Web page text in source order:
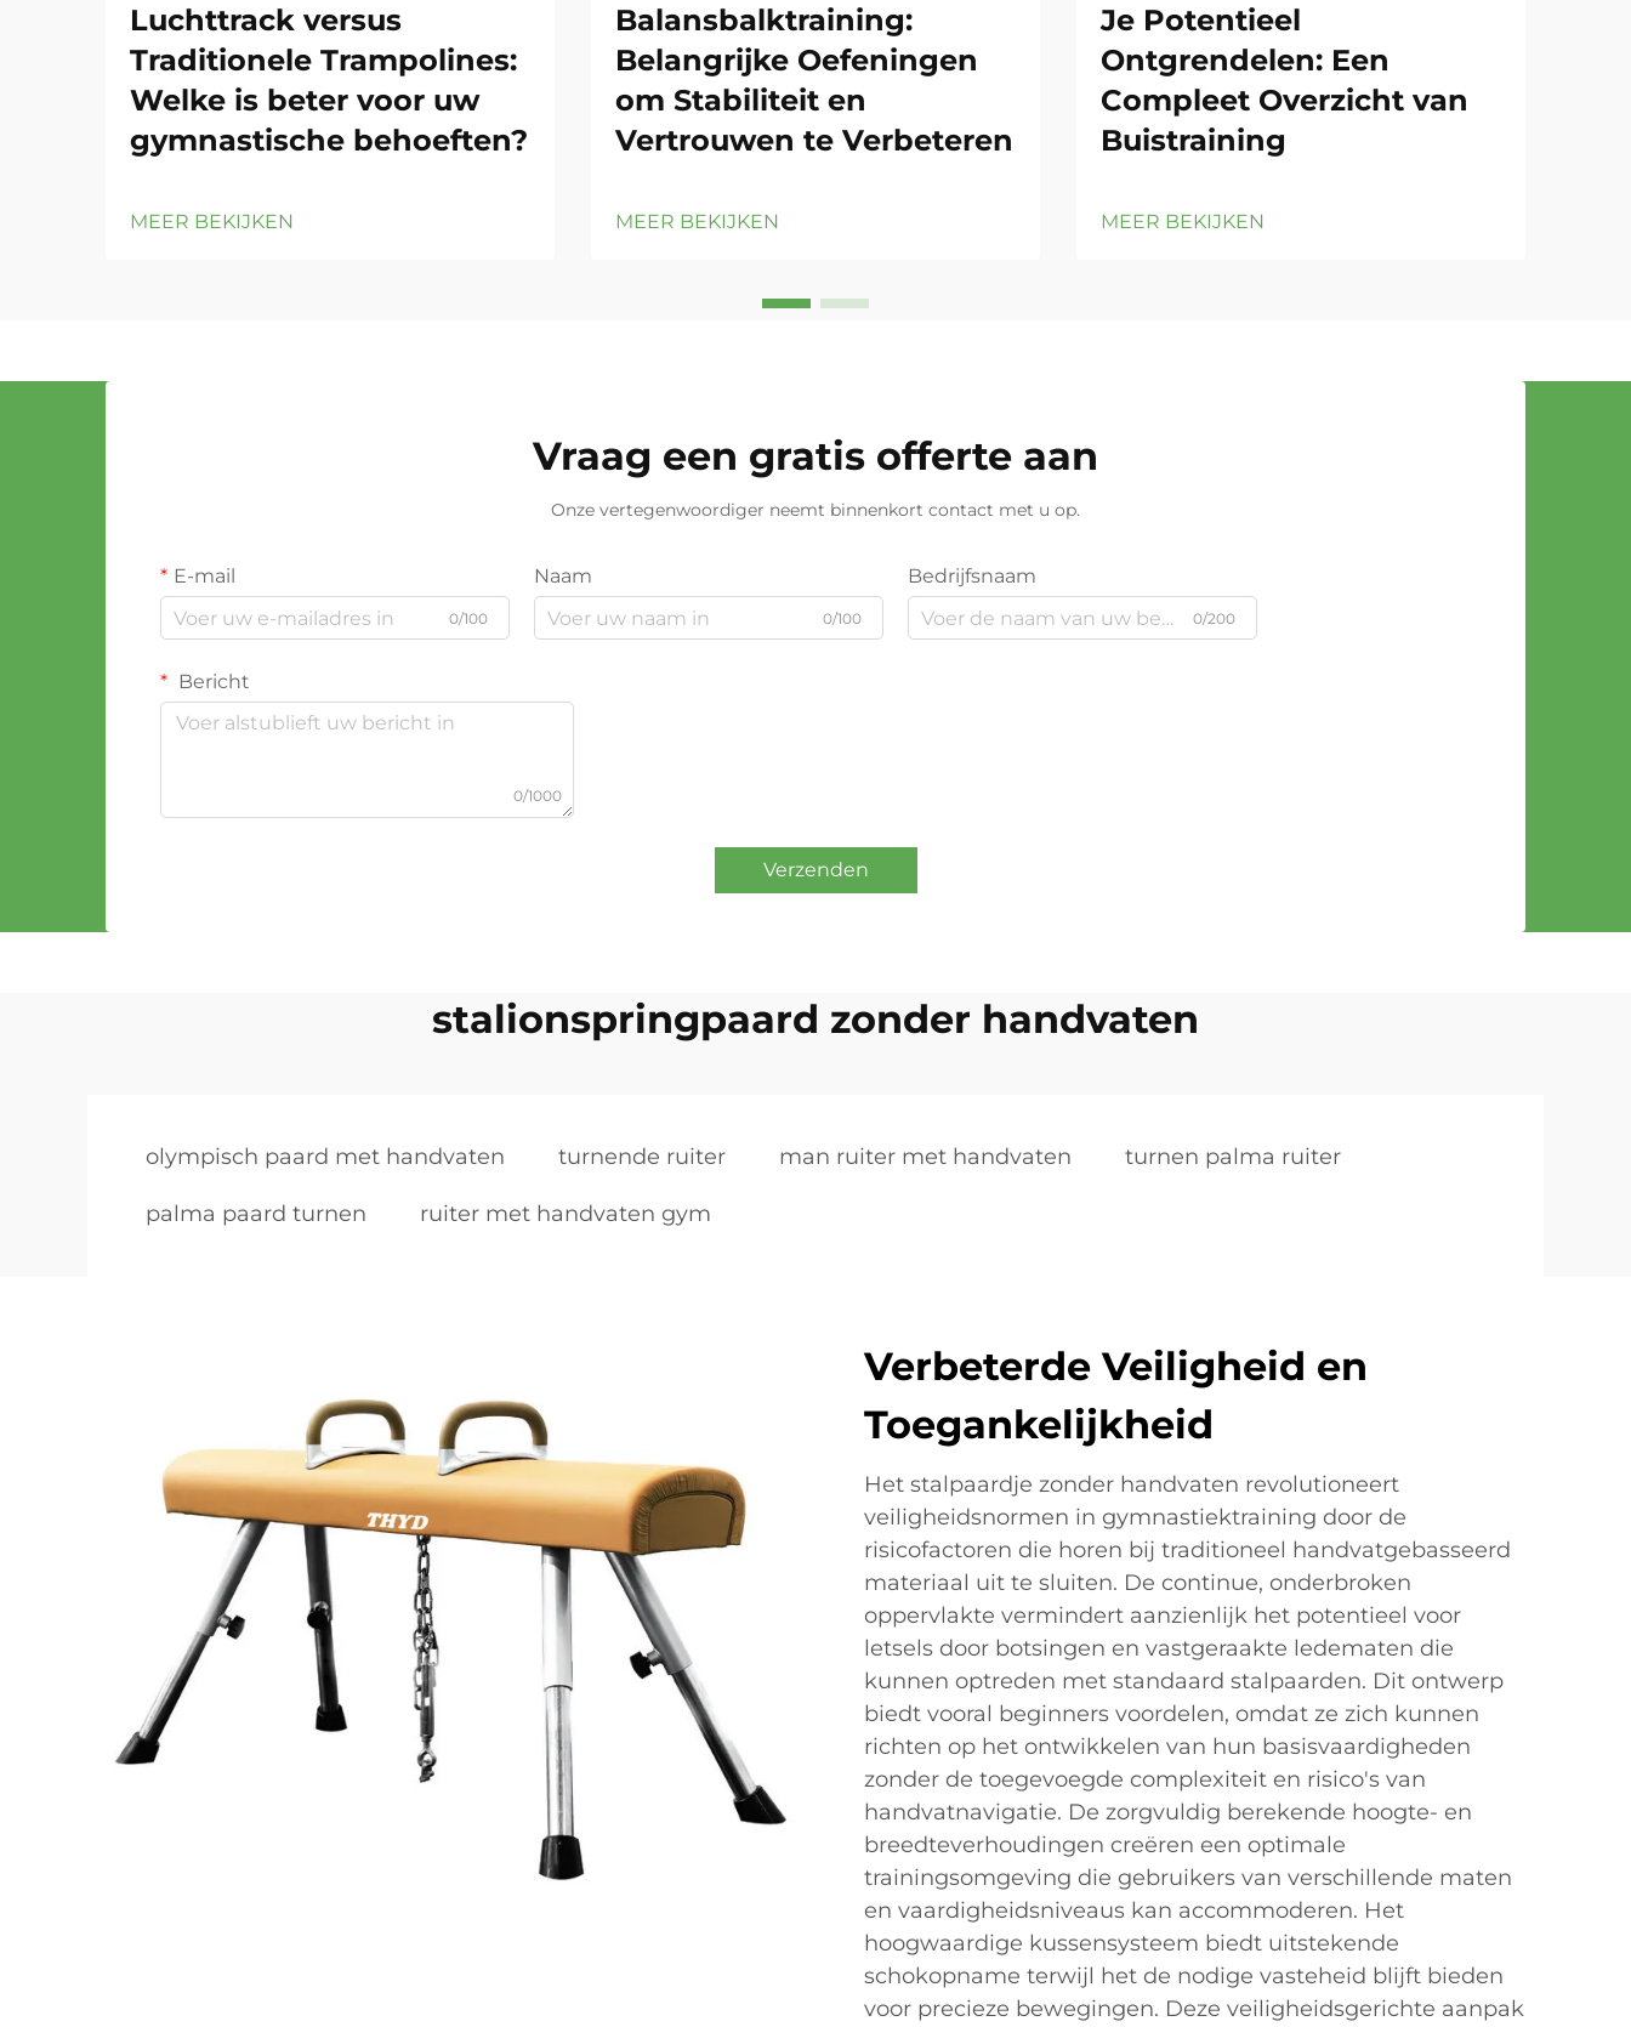
Luchttrack versus
Traditionele Trampolines:
Welke is beter voor uw
gymnastische behoeften?
MEER BEKIJKEN
Balansbalktraining:
Belangrijke Oefeningen
om Stabiliteit en
Vertrouwen te Verbeteren
MEER BEKIJKEN
Je Potentieel
Ontgrendelen: Een
Compleet Overzicht van
Buistraining
MEER BEKIJKEN
Vraag een gratis offerte aan
Onze vertegenwoordiger neemt binnenkort contact met u op.
E-mail
0/100
Naam
0/100
Bedrijfsnaam
0/200
Bericht
0/1000
Verzenden
stalionspringpaard zonder handvaten
olympisch paard met handvaten turnende ruiter man ruiter met handvaten turnen palma ruiter
palma paard turnen ruiter met handvaten gym
Verbeterde Veiligheid en
Toegankelijkheid
Het stalpaardje zonder handvaten revolutioneert
veiligheidsnormen in gymnastiektraining door de
risicofactoren die horen bij traditioneel handvatgebasseerd
materiaal uit te sluiten. De continue, onderbroken
oppervlakte vermindert aanzienlijk het potentieel voor
letsels door botsingen en vastgeraakte ledematen die
kunnen optreden met standaard stalpaarden. Dit ontwerp
biedt vooral beginners voordelen, omdat ze zich kunnen
richten op het ontwikkelen van hun basisvaardigheden
zonder de toegevoegde complexiteit en risico's van
handvatnavigatie. De zorgvuldig berekende hoogte- en
breedteverhoudingen creëren een optimale
trainingsomgeving die gebruikers van verschillende maten
en vaardigheidsniveaus kan accommoderen. Het
hoogwaardige kussensysteem biedt uitstekende
schokopname terwijl het de nodige vasteheid blijft bieden
voor precieze bewegingen. Deze veiligheidsgerichte aanpak